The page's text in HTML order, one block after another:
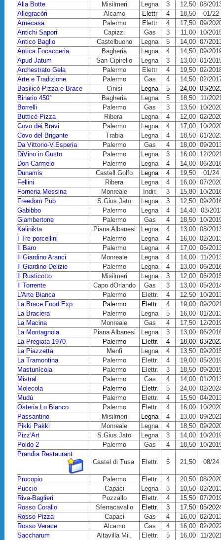
Alla Botte
Misilmeri Legna 3 12,50 08/
Allegracòri
Alcamo Elettr 4 18,50
01/22
Amecasa
Palermo Elettr 4 17,50 09/
Antichi Sapori
Capizzi Gas 3 11,00 10/
Antico Baglio
Castelbuono Legna 5 14,00 07/
Antica Focacceria
Bagheria Legna 4 14,50 09/
Apud Jatum
San Cipirello Legna 3 13,00 01/
Archestrato Gela
Palermo Elettr 4 19,50 02/
Arte e Tradizione
Palermo Gas 4 14,50 02/
Basilicò Pizza e Brace
Cinisi Legna 5 24,00 03/
Binario 450° Bagheria Legna 5 18,50
11/
Borrelli
Palermo Gas 3 13,50 10/
Butticé Pizza
Ribera Legna 4 12,00 02/
Covo dei Bravi
Palermo Legna 4 17,00 10/
Covo del Brigante
Trabia Legna 4 18,50 01/
Da Vittorio-V.Esperia
Palermo Gas 4 18,00 09/
DiVino in Gusto
Palermo Legna 3 16,00 12/
Don Carmelo
Palermo Legna 4 14,00 06/
Dunamis Castell.Golfo Legna 4 19,50
01/24
Fellini
Ribera Legna 4 16,00 07/
Forneria Messina
Monreale Indir. 3 15,80 10/
Freedom Pub
S.Gius.Jato Legna 3 12,50 09/
Gabibbo
Palermo Legna 4 14,40
03/
Giambertone
Palermo Gas 4 18,50 10/
Kalinikta
Piana Albanesi Legna 4 13,00 08/
I Tre porcellini
Palermo Legna 4 16,00 02/
Il Baro
Palermo Legna 4 17,00 06/
Il Giardino Aranci
Monreale Legna 4 14,00
11/
Il Giardino Delizie
Palermo Legna 4 13,00 06/
Il Rusticotto
Misilmeri Legna 3 12,00 06/
Il Torrente
Capo dOrlando Gas 3 13,00 05/
L'Arte Bianca
Palermo Elettr. 4 12,50 10/
La Brace Food Exp.
Palermo Elettr. 4 19,00 09/
La Braciera
Palermo Legna 5 16,00 01/
La Macina
Monreale Gas 4 17,50 12/
La Montagnola
Piana Albanesi Legna 3 13,00 06/
La Pregiata 1970
Palermo Elettr. 4 18,00 03/
La Piazzetta
Menfi Legna 4 13,50 09/
La Tramontina
Palermo Elettr. 4 19,00 05/
Mastunìcola
Palermo Elettr. 3 18,50 09/
Mistral
Palermo Gas 4 14,00 01/
Molecola
Palermo Elettr. 5 24,00 02/
Mudù
Palermo Elettr. 4 15,50 04/
Osteria Lo Bianco
Palermo Elettr. 4 16,00 10/
Passantino
Misilmeri Legna 4 13,00 09/
Pikki Pakki
Monreale Legna 4 18,50 09/
Pizz'Art
S.Gius.Jato Legna 3 14,00 10/
Poldo 2
Palermo Gas 4 18,50 10/
Prandìa Restaurant
Castel di Tusa
Elettr. 5 21,50 08/24
Procopio Palermo Elettr. 4 20,50 08/
Puccio
Capaci Legna 3 10,50 02/
Riva-Baglieri
Pozzallo Elettr. 4 15,50 07/
Rosso Corallo
Sferracavallo Elettr. 3 17,50 05/
Rosso Pizza
Capaci Gas 4 16,00 02/
Rosso Verace
Alcamo Gas 4 16,00 02/
Saccharum
Altavilla Mil. Elettr. 5 16,00 11/